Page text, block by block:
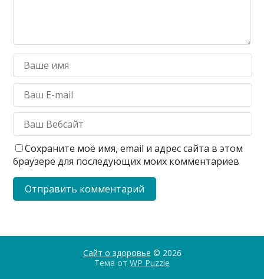
Сохраните моё имя, email и адрес сайта в этом
браузере для последующих моих комментариев
Сайт о здоровье © 2026
Тема от WP Puzzle